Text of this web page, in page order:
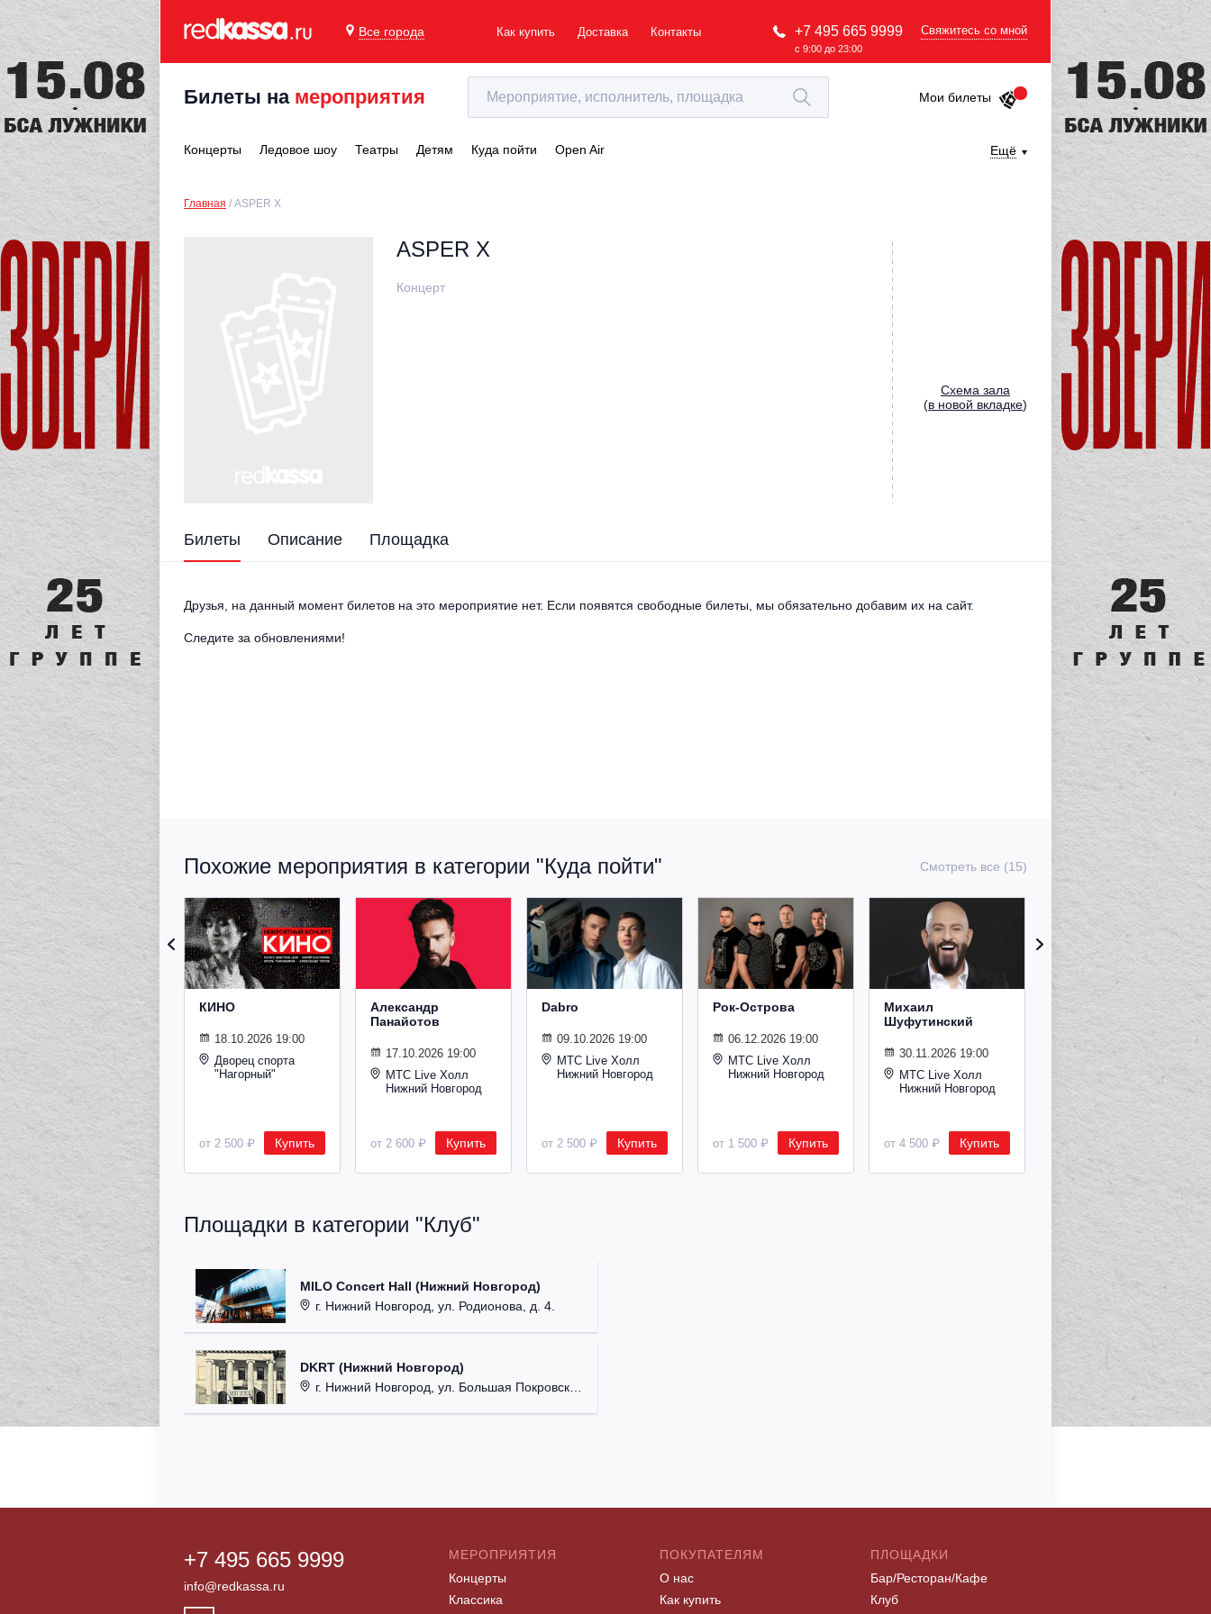
Все города Как купить Доставка Контакты +7 495 665 9999
с 9:00 до 23:00
Свяжитесь со мной
Билеты на мероприятия Мои билеты
Концерты Ледовое шоу Театры Детям Куда пойти Open Air Ещё
Главная ASPER X
ASPER X
Концерт
Cхема зала
(в новой вкладке)
Билеты Описание Площадка
Друзья, на данный момент билетов на это мероприятие нет. Если появятся свободные билеты, мы обязательно добавим их на сайт.
Следите за обновлениями!
Похожие мероприятия в категории "Куда пойти" Смотреть все (15)
КИНО
18.10.2026 19:00
Дворец спорта
"Нагорный"
от 2 500 ₽ Купить
Александр
Панайотов
17.10.2026 19:00
МТС Live Холл
Нижний Новгород
от 2 600 ₽ Купить
Dabro
09.10.2026 19:00
МТС Live Холл
Нижний Новгород
от 2 500 ₽ Купить
Рок-Острова
06.12.2026 19:00
МТС Live Холл
Нижний Новгород
от 1 500 ₽ Купить
Михаил
Шуфутинский
30.11.2026 19:00
МТС Live Холл
Нижний Новгород
от 4 500 ₽ Купить
Сурганова и
Оркестр
02.11.2026 19:00
МТС Live Холл
Нижний Новгород
от 2 600 ₽ Купить
Площадки в категории "Клуб"
MILO Concert Hall (Нижний Новгород)
г. Нижний Новгород, ул. Родионова, д. 4.
DKRT (Нижний Новгород)
г. Нижний Новгород, ул. Большая Покровская, д. 18.
+7 495 665 9999
info@redkassa.ru
МЕРОПРИЯТИЯ
Концерты
Классика
ПОКУПАТЕЛЯМ
О нас
Как купить
ПЛОЩАДКИ
Бар/Ресторан/Кафе
Клуб